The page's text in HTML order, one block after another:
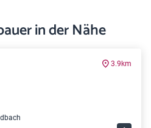
in der Nähe
3.9km